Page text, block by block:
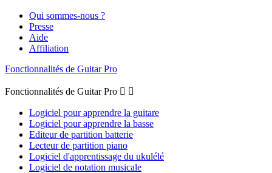
Qui sommes-nous ?
Presse
Aide
Affiliation
Fonctionnalités de Guitar Pro
Fonctionnalités de Guitar Pro  
Logiciel pour apprendre la guitare
Logiciel pour apprendre la basse
Editeur de partition batterie
Lecteur de partition piano
Logiciel d'apprentissage du ukulélé
Logiciel de notation musicale